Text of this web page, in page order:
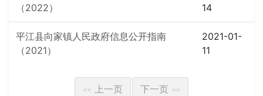
（2022）
14
平江县向家镇人民政府信息公开指南
（2021）
2021-01-
11
<< 上一页 下一页 >>